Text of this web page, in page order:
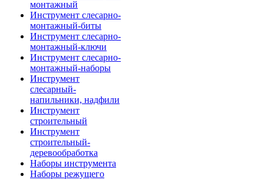
монтажный
Инструмент слесарно-
монтажный-биты
Инструмент слесарно-
монтажный-ключи
Инструмент слесарно-
монтажный-наборы
Инструмент
слесарный-
напильники, надфили
Инструмент
строительный
Инструмент
строительный-
деревообработка
Наборы инструмента
Наборы режущего